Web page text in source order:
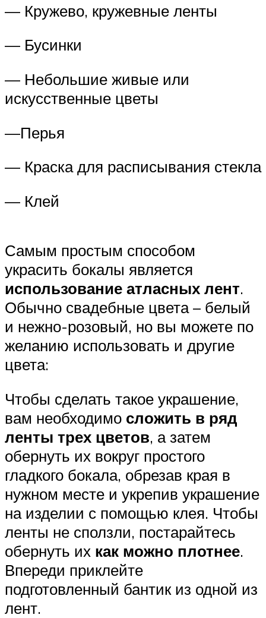
— Кружево, кружевные ленты
— Бусинки
— Небольшие живые или
искусственные цветы
—Перья
— Краска для расписывания стекла
— Клей
Самым простым способом
украсить бокалы является
использование атласных лент.
Обычно свадебные цвета – белый
и нежно-розовый, но вы можете по
желанию использовать и другие
цвета:
Чтобы сделать такое украшение,
вам необходимо сложить в ряд
ленты трех цветов, а затем
обернуть их вокруг простого
гладкого бокала, обрезав края в
нужном месте и укрепив украшение
на изделии с помощью клея. Чтобы
ленты не сползли, постарайтесь
обернуть их как можно плотнее.
Впереди приклейте
подготовленный бантик из одной из
лент.